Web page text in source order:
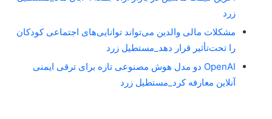
زرد
مشکلات مالی والدین می‌تواند توانایی‌های اجتماعی کودکان
را تحت‌تأثیر قرار دهد_مستطیل زرد
OpenAI دو مدل هوش مصنوعی تازه برای ترقی ایمنی
آنلاین معارفه کرد_مستطیل زرد